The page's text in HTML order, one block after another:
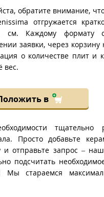
обратите внимание,
отгружается
см. Каждому формату
заявки, через
о количестве плит и
вес.
в
тщательно
Просто добавьте
и отправьте запрос –
подсчитать
Мы стараемся